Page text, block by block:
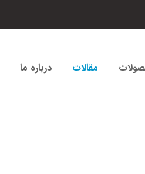
مقالات درباره ما